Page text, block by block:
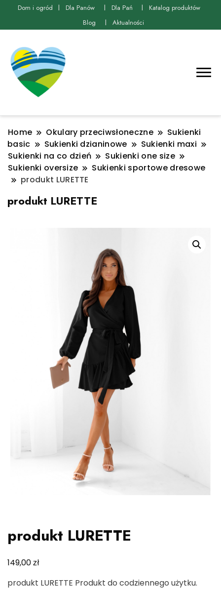
Dom i ogród Dla Panów Dla Pań
Katalog produktów
Blog
Aktualności
Home Okulary przeciwsłoneczne
Sukienki
basic
Sukienki dzianinowe
Sukienki maxi
Sukienki na co dzień
Sukienki one size
Sukienki oversize
Sukienki sportowe dresowe
produkt LURETTE
produkt LURETTE
produkt LURETTE
149,00zł
produkt LURETTE Produkt do codziennego użytku.